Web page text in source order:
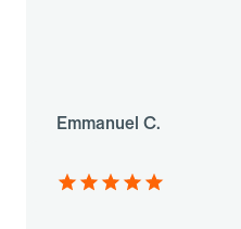
Emmanuel C.